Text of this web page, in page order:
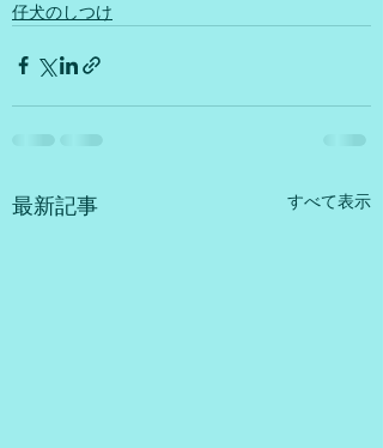
仔犬のしつけ
最新記事 すべて表示